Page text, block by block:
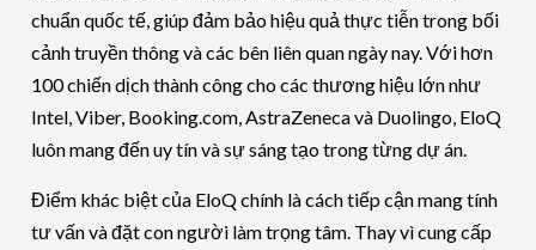
chuẩn quốc tế, giúp đảm bảo hiệu quả thực tiễn trong bối
cảnh truyền thông và các bên liên quan ngày nay. Với hơn
100 chiến dịch thành công cho các thương hiệu lớn như
Intel, Viber, Booking.com, AstraZeneca và Duolingo, EloQ
luôn mang đến uy tín và sự sáng tạo trong từng dự án.
Điểm khác biệt của EloQ chính là cách tiếp cận mang tính
tư vấn và đặt con người làm trọng tâm. Thay vì cung cấp